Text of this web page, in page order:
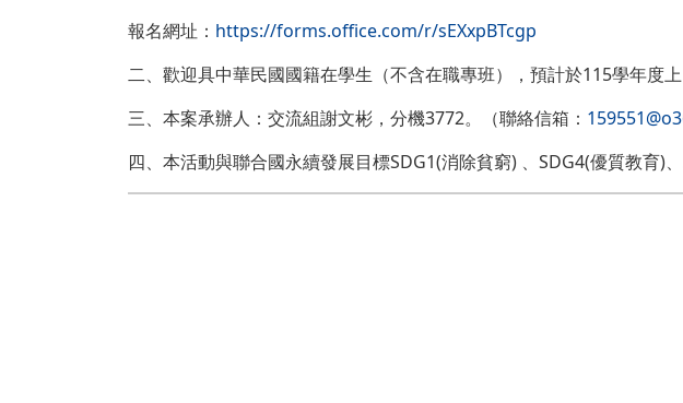
報名網址： https://forms.office.com/r/sEXxpBTcgp
二、歡迎具中華民國國籍在學生（不含在職專班），預計於115學年度
三、本案承辦人：交流組謝文彬，分機3772。（聯絡信箱：
四、本活動與聯合國永續發展目標SDG1(消除貧窮) 、SDG4(優質教育)